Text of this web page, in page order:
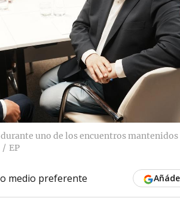
durante uno de los encuentros
EP
medio preferente